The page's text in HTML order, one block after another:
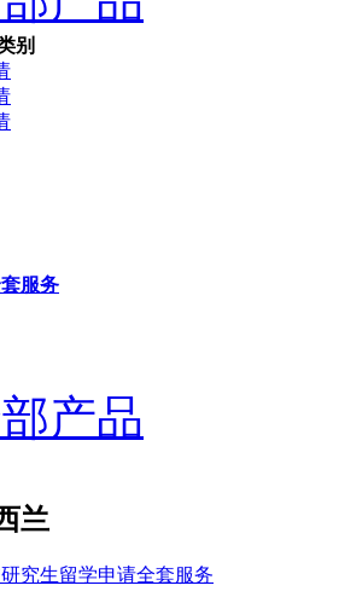
别
服务
产品
兰
究生留学申请全套服务